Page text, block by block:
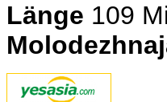
Länge 109